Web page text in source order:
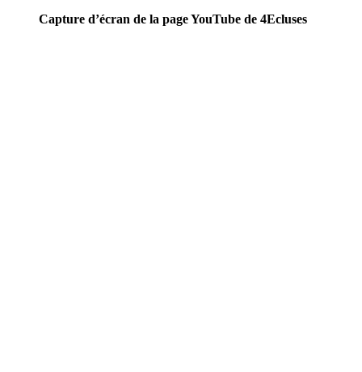
Capture d’écran de la page YouTube de 4Ecluses